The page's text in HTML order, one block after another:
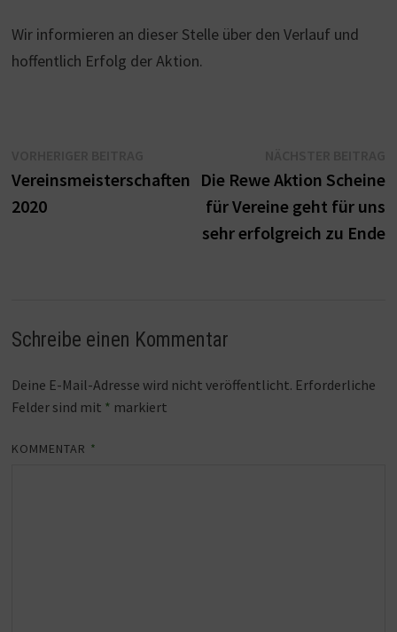
Wir informieren an dieser Stelle über den Verlauf und
hoffentlich Erfolg der Aktion.
Beitrag:
Vereinsmeisterschaften
2020
Die Rewe Aktion Scheine
für Vereine geht für uns
sehr erfolgreich zu Ende
Schreibe einen Kommentar
Deine E-Mail-Adresse wird nicht veröffentlicht. Erforderliche
Felder sind mit * markiert
KOMMENTAR *